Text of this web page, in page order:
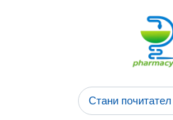
Стани